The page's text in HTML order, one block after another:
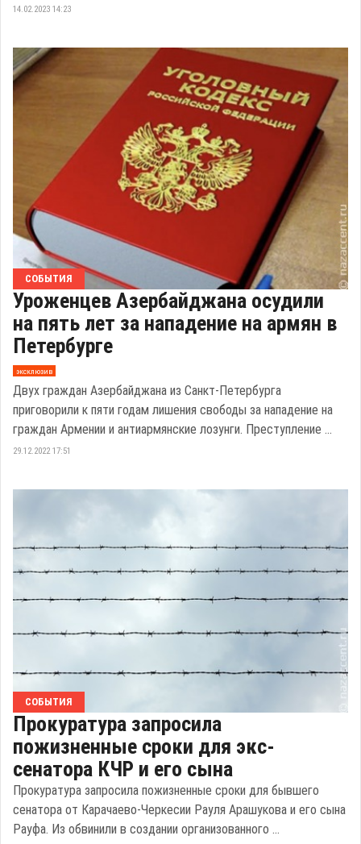
14.02.2023 14:23
СОБЫТИЯ
Уроженцев Азербайджана осудили
на пять лет за нападение на армян в
Петербурге
эксклюзив
Двух граждан Азербайджана из Санкт-Петербурга
приговорили к пяти годам лишения свободы за нападение на
граждан Армении и антиармянские лозунги. Преступление ...
29.12.2022 17:51
СОБЫТИЯ
Прокуратура запросила
пожизненные сроки для экс-
сенатора КЧР и его сына
Прокуратура запросила пожизненные сроки для бывшего
сенатора от Карачаево-Черкесии Рауля Арашукова и его сына
Рауфа. Из обвинили в создании организованного ...